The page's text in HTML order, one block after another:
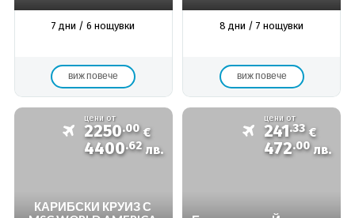
7 дни / 6 нощувки
виж повече
8 дни / 7 нощувки
виж повече
цени от
2250.00 €
4400.62 лв.
КАРИБСКИ КРУИЗ С
цени от
241.33 €
472.00 лв.